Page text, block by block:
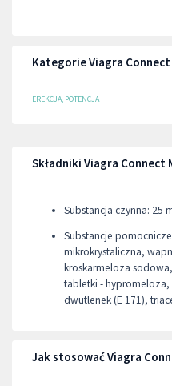
Kategorie Viagra Connect
EREKCJA, POTENCJA
Składniki Viagra Connect
Substancja czynna: 25
Substancje
mikrokrystaliczna,
kroskarmeloza
tabletki -
dwutlenek (E 171),
Jak stosować Viagra